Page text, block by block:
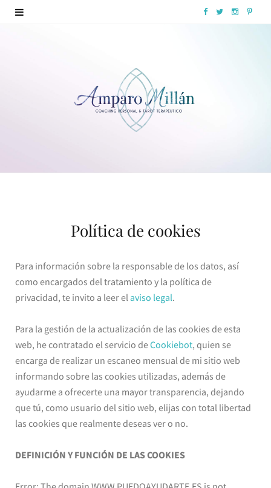
F T I P
Política de cookies
Para información sobre la responsable de los datos, así
como encargados del tratamiento y la política de
privacidad, te invito a leer el aviso legal.
Para la gestión de la actualización de las cookies de esta
web, he contratado el servicio deCookiebot, quien se
encarga de realizar un escaneo mensual de mi sitio web
informando sobre las cookies utilizadas, además de
ayudarme a ofrecerte una mayor transparencia, dejando
que tú, como usuario del sitio web, elijas con total libertad
las cookies que realmente deseas ver o no.
DEFINICIÓN Y FUNCIÓN DE LAS COOKIES